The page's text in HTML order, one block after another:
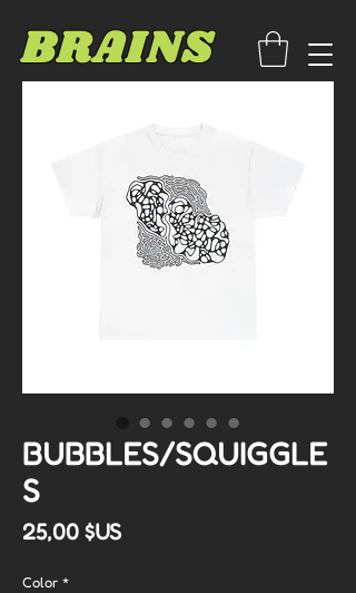
BRAINS
BUBBLES/SQUIGGLE
S
25,00 $USPrix
Color *